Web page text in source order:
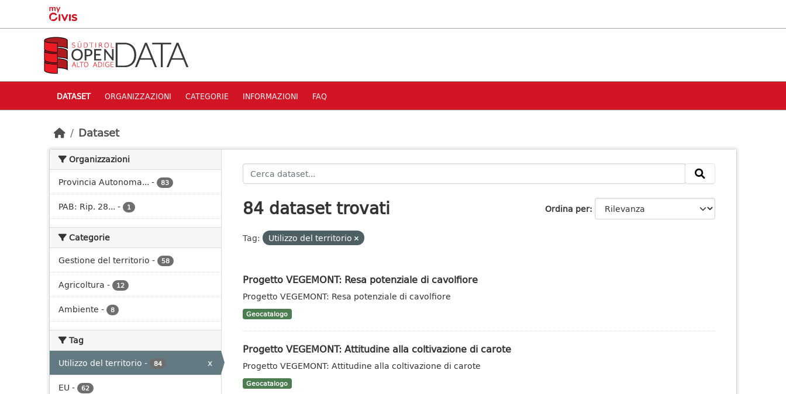
Skip to main content
DATASET ORGANIZZAZIONI CATEGORIE INFORMAZIONI FAQ
Dataset
Organizzazioni
Provincia Autonoma... - 83
PAB: Rip. 28... - 1
Categorie
Gestione del territorio - 58
Agricoltura - 12
Ambiente - 8
Tag
Utilizzo del territorio - 84
x
EU - 62
Ordina per
84 dataset trovati
Tag: Utilizzo del territorio
Progetto VEGEMONT: Resa potenziale di cavolfiore
Progetto VEGEMONT: Resa potenziale di cavolfiore
Geocatalogo
Progetto VEGEMONT: Attitudine alla coltivazione di carote
Progetto VEGEMONT: Attitudine alla coltivazione di carote
Geocatalogo